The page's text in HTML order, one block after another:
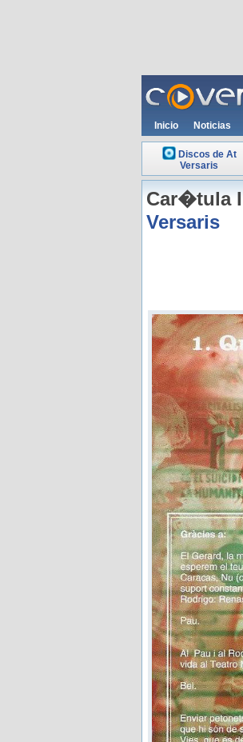
Inicio Noticias
Discos de At
Versaris
Car�tula
Versaris